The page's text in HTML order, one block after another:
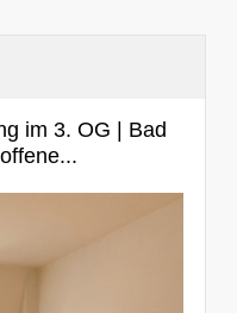
im 3. OG | Bad